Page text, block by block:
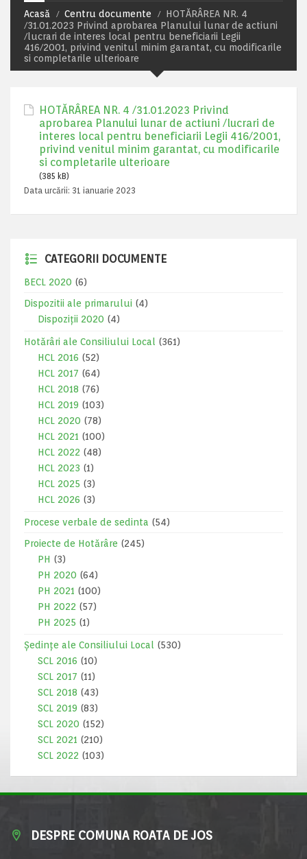
Acasă Centru documente
HOTĂRÂREA NR. 4
/31.01.2023 Privind aprobarea Planului lunar de actiuni
/lucrari de interes local pentru beneficiarii Legii
416/2001, privind venitul minim garantat, cu modificarile
si completarile ulterioare
HOTĂRÂREA NR. 4 /31.01.2023 Privind
aprobarea Planului lunar de actiuni /lucrari de
interes local pentru beneficiarii Legii 416/2001,
privind venitul minim garantat, cu modificarile
si completarile ulterioare
(385 kB)
Data urcării: 31 ianuarie 2023
CATEGORII DOCUMENTE
BECL 2020 (6)
Dispozitii ale primarului (4)
Dispoziții 2020 (4)
Hotărâri ale Consiliului Local
(361)
HCL 2016 (52)
HCL 2017 (64)
HCL 2018 (76)
HCL 2019 (103)
HCL 2020 (78)
HCL 2021 (100)
HCL 2022 (48)
HCL 2023 (1)
HCL 2025 (3)
HCL 2026 (3)
Procese verbale de sedinta (54)
Proiecte de Hotărâre (245)
PH (3)
PH 2020 (64)
PH 2021 (100)
PH 2022 (57)
PH 2025 (1)
Ședințe ale Consiliului Local
(530)
SCL 2016 (10)
SCL 2017 (11)
SCL 2018 (43)
SCL 2019 (83)
SCL 2020 (152)
SCL 2021 (210)
SCL 2022 (103)
DESPRE COMUNA ROATA DE JOS